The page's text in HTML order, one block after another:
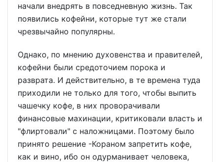
начали внедрять в повседневную жизнь. Так
появились кофейни, которые тут же стали
чрезвычайно популярны.
Однако, по мнению духовенства и правителей,
кофейни были средоточием порока и
разврата. И действительно, в те времена туда
приходили не только для того, чтобы выпить
чашечку кофе, в них проворачивали
финансовые махинации, критиковали власть и
"флиртовали" с наложницами. Поэтому было
принято решение -Кораном запретить кофе,
как и вино, ибо он одурманивает человека,